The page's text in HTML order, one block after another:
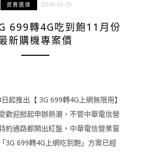
資費選擇 2016-10-31
699轉4G吃到飽11月份
新購機專案價
起推出【 3G 699轉4G上網無限用】
歡迎掀起申辦熱潮，不管中華電信營
約通路都開出紅盤。中華電信營業窗
3G 699轉4G上網吃到飽」方案已經